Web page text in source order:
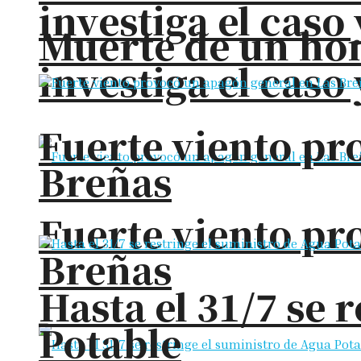
Muerte de un
investiga el
Fuerte viento
Breñas
investiga el
Fuerte viento
Breñas
Hasta el 31/7 se
Potable